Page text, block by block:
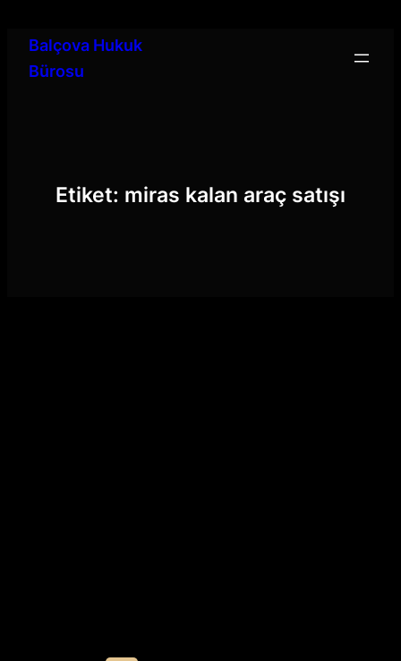
Balçova Hukuk
Bürosu
Etiket: miras kalan araç satışı